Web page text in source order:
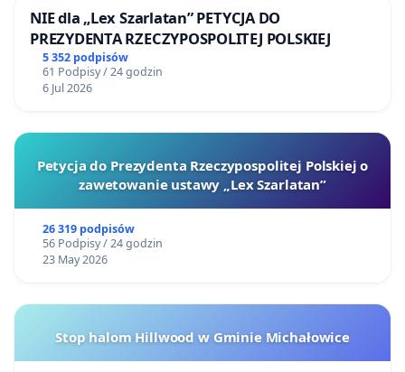
NIE dla „Lex Szarlatan” PETYCJA DO
PREZYDENTA RZECZYPOSPOLITEJ POLSKIEJ
5 352 podpisów
61 Podpisy / 24 godzin
6 Jul 2026
Petycja do Prezydenta Rzeczypospolitej Polskiej o
zawetowanie ustawy „Lex Szarlatan”
26 319 podpisów
56 Podpisy / 24 godzin
23 May 2026
Stop halom Hillwood w Gminie Michałowice